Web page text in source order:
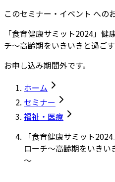
このセミナー・イベント への
「食育健康サミット2024」
チ～高齢期をいきいきと過ご
お申し込み期間外です。
ホーム
セミナー
福祉・医療
「食育健康サミット
ローチ～高齢期をいき
～